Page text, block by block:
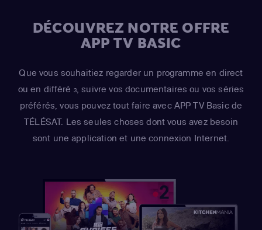
DÉCOUVREZ NOTRE OFFRE
APP TV BASIC
Que vous souhaitiez regarder un programme en direct
ou en différé 3, suivre vos documentaires ou vos séries
préférés, vous pouvez tout faire avec APP TV Basic de
TÉLÉSAT. Les seules choses dont vous avez besoin
sont une application et une connexion Internet.